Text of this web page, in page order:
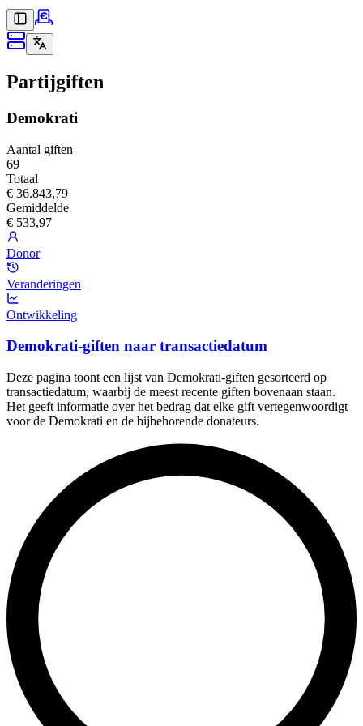
Partijgiften
Demokrati
Aantal giften
69
Totaal
€ 36.843,79
Gemiddelde
€ 533,97
Donor
Veranderingen
Ontwikkeling
Demokrati-giften naar transactiedatum
Deze pagina toont een lijst van Demokrati-giften gesorteerd op
transactiedatum, waarbij de meest recente giften bovenaan staan.
Het geeft informatie over het bedrag dat elke gift vertegenwoordigt
voor de Demokrati en de bijbehorende donateurs.